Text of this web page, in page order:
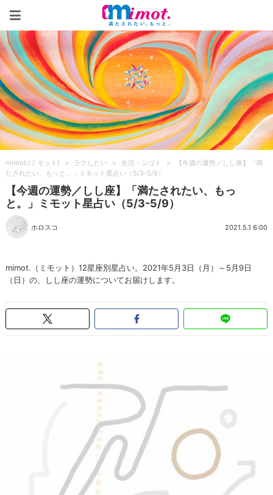
mimot.(ミモット) > ラクしたい > 生活・シゴト >
【今週の運勢／しし座】「満
たされたい、もっと。」ミモット星占い（5/3-5/9）
【今週の運勢／しし座】「満たされたい、もっ
と。」ミモット星占い（5/3-5/9）
ホロスコ 2021.5.1 6:00
mimot.（ミモット）12星座別星占い。2021年5月3日（月）～5月9日
（日）の、しし座の運勢についてお届けします。